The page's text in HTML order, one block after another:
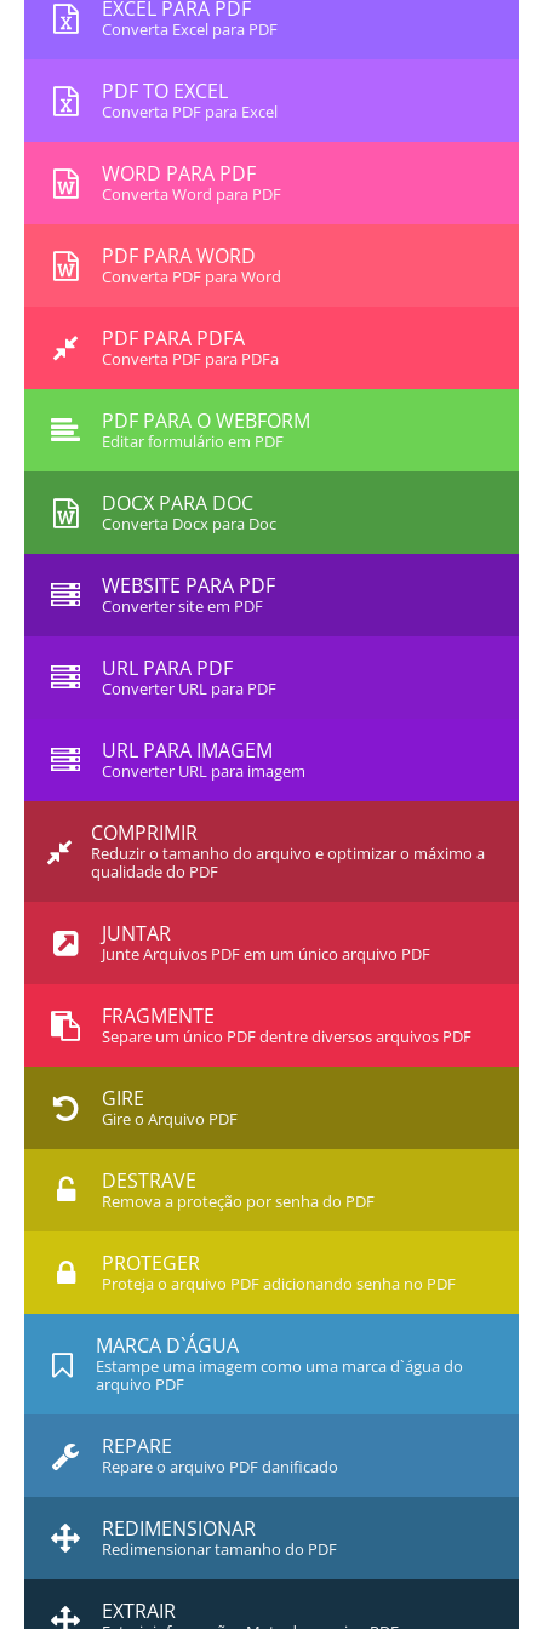
EXCEL PARA PDF
Converta Excel para PDF
PDF TO EXCEL
Converta PDF para Excel
WORD PARA PDF
Converta Word para PDF
PDF PARA WORD
Converta PDF para Word
PDF PARA PDFA
Converta PDF para PDFa
PDF PARA O WEBFORM
Editar formulário em PDF
DOCX PARA DOC
Converta Docx para Doc
WEBSITE PARA PDF
Converter site em PDF
URL PARA PDF
Converter URL para PDF
URL PARA IMAGEM
Converter URL para imagem
COMPRIMIR
Reduzir o tamanho do arquivo e optimizar o máximo a
qualidade do PDF
JUNTAR
Junte Arquivos PDF em um único arquivo PDF
FRAGMENTE
Separe um único PDF dentre diversos arquivos PDF
GIRE
Gire o Arquivo PDF
DESTRAVE
Remova a proteção por senha do PDF
PROTEGER
Proteja o arquivo PDF adicionando senha no PDF
MARCA D`ÁGUA
Estampe uma imagem como uma marca d`água do
arquivo PDF
REPARE
Repare o arquivo PDF danificado
REDIMENSIONAR
Redimensionar tamanho do PDF
EXTRAIR